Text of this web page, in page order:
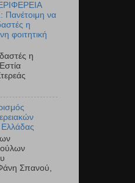
να
η
φοιτητική
η
Σπανού,